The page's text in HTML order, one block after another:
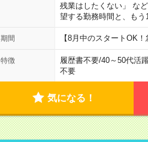
残業はしたくない」 な
望する勤務時間と、もう
期間 【8月中のスタートOK
特徴 履歴書不要/40～50代活
不要
気になる！